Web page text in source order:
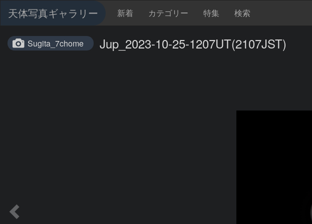
天体写真ギャラリー 新着 カテゴリー 特集 検索
Sugita_7chome Jup_2023-10-25-1207UT(2107JST)